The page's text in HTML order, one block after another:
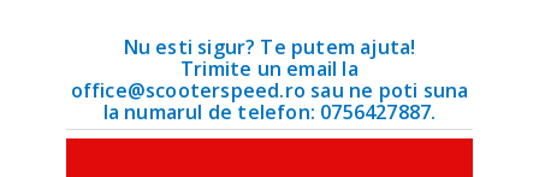
Nu esti sigur? Te putem ajuta!
Trimite un email la
office@scooterspeed.ro sau ne poti suna
la numarul de telefon: 0756427887.